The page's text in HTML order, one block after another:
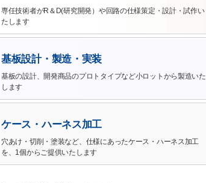
専任技術者がR＆D(研究開発）や回路の仕様策定・設計・試作い
たします
基板設計・製造・実装
基板の設計、開発商品のプロトタイプなど小ロットから製造いた
します
ケース・ハーネス加工
穴あけ・切削・塗装など、仕様にあったケース・ハーネス加工
を、1個からご提供いたします